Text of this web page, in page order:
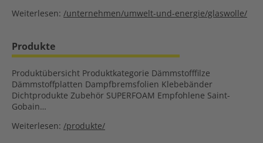
Weiterlesen: /unternehmen/umwelt-und-energie/glaswolle/
Produkte
Produktübersicht Produktkategorie Dämmstofffilze
Dämmstoffplatten Dampfbremsfolien Klebebänder
Dichtprodukte Zubehör SUPERFOAM Empfohlene Saint-
Gobain…
Weiterlesen: /produkte/